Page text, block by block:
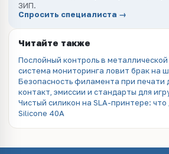
ЗИП.
Спросить специалиста →
Читайте также
Послойный контроль в
система мониторинга ловит брак на
Безопасность филамента при печати
контакт, эмиссии и стандарты для
Чистый силикон на SLA-принтере:
Silicone 40A